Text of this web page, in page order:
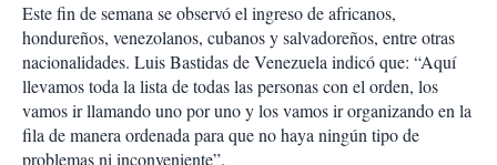
Este fin de semana se observó el ingreso de africanos,
hondureños, venezolanos, cubanos y salvadoreños, entre otras
nacionalidades. Luis Bastidas de Venezuela indicó que: “Aquí
llevamos toda la lista de todas las personas con el orden, los
vamos ir llamando uno por uno y los vamos ir organizando en la
fila de manera ordenada para que no haya ningún tipo de
problemas ni inconveniente”.